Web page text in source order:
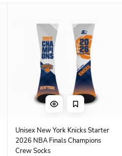
Unisex New York Knicks Starter
2026 NBA Finals Champions
Crew Socks